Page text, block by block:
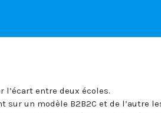
l’écart entre deux écoles.
sur un modèle B2B2C et de l’autre